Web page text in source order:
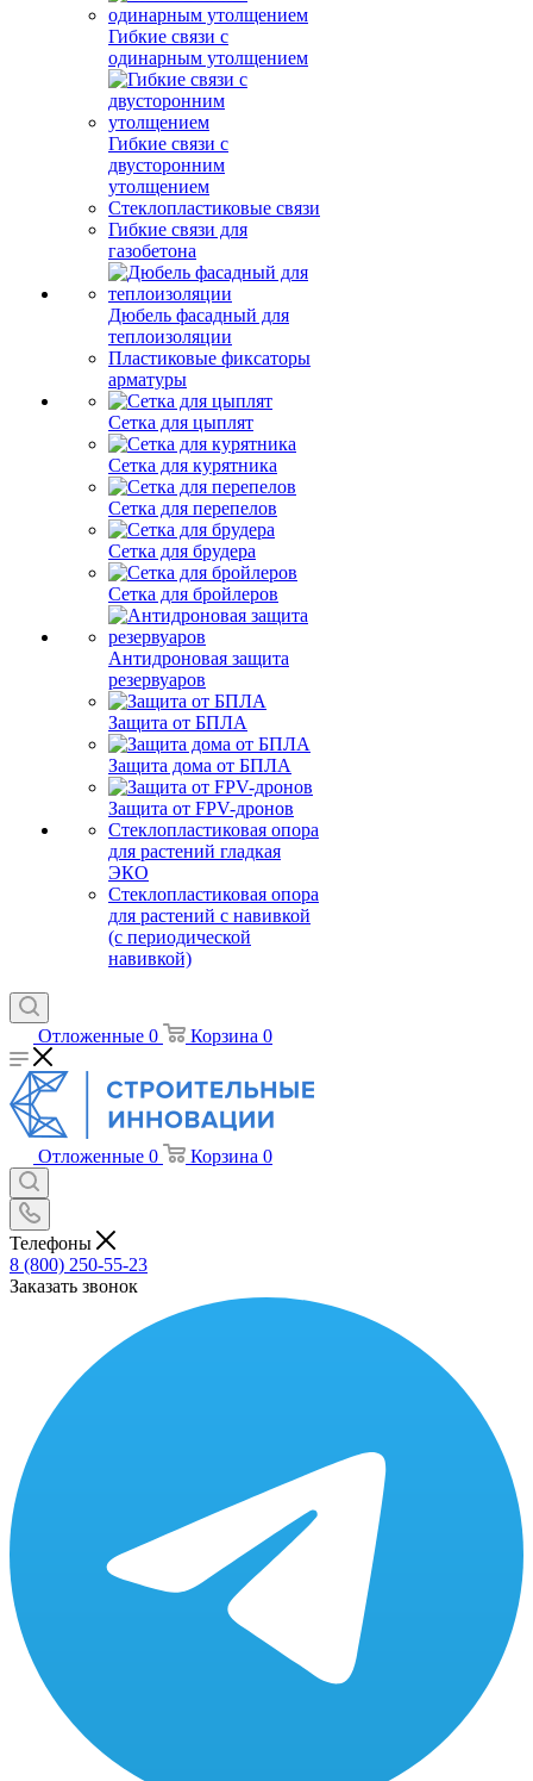
Гибкие связи с
одинарным утолщением
Гибкие связи с
двусторонним
утолщением
Стеклопластиковые связи
Гибкие связи для
газобетона
Дюбель фасадный для
теплоизоляции
Пластиковые фиксаторы
арматуры
Сетка для цыплят
Сетка для курятника
Сетка для перепелов
Сетка для брудера
Сетка для бройлеров
Антидроновая защита
резервуаров
Защита от БПЛА
Защита дома от БПЛА
Защита от FPV-дронов
Стеклопластиковая опора
для растений гладкая
ЭКО
Стеклопластиковая опора
для растений с навивкой
(с периодической
навивкой)
Отложенные 0 Корзина 0
Отложенные 0 Корзина 0
Телефоны
8 (800) 250-55-23
Заказать звонок